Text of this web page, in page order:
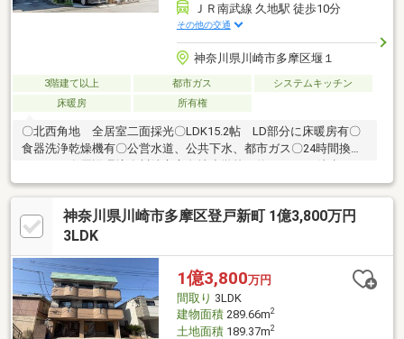
ＪＲ南武線 久地駅 徒歩10分
その他の交通
神奈川県川崎市多摩区堰１
3階建て以上 都市ガス
システムキッチン
床暖房
所有権
〇北西角地 全居室二面採光〇LDK15.2帖 LD部分に床暖房有〇
食器洗浄乾燥機有〇公営水道、公共下水、都市ガス〇24時間換気
システム有周辺環境〇川崎市立久地小学校 約1400ｍ（徒歩18
分）〇川崎市立稲田中学校 約1200ｍ（徒歩15分）〇宿河原公
園 約50ｍ（徒歩1分）〇ローソン川崎宿河原店 約430ｍ（徒歩
6分）〇ハックドラッグ川崎宿河原店 約520ｍ（徒歩7分）※引渡
しは2027年3月上旬以降です。
神奈川県川崎市多摩区登戸新町 1億3,800万円
3LDK
1億3,800万円
間取り 3LDK
建物面積289.66m2
土地面積189.37m2